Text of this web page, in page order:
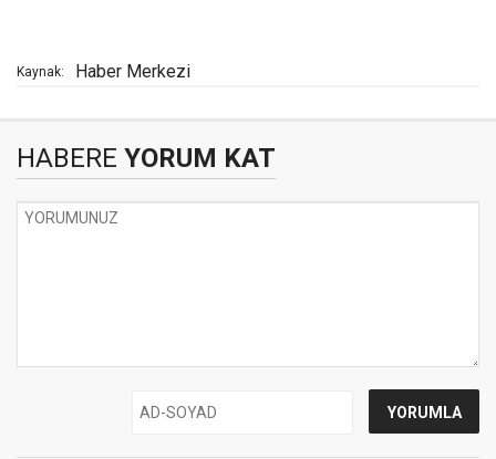
Kaynak: Haber Merkezi
HABERE YORUM KAT